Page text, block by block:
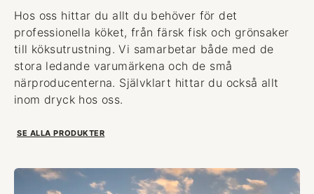
Hos oss hittar du allt du behöver för det
professionella köket, från färsk fisk och grönsaker
till köksutrustning. Vi samarbetar både med de
stora ledande varumärkena och de små
närproducenterna. Självklart hittar du också allt
inom dryck hos oss.
SE ALLA PRODUKTER